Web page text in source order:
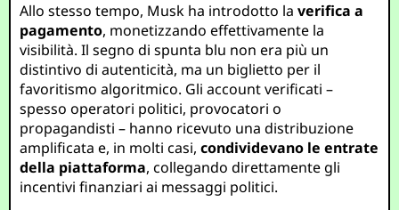
Allo stesso tempo, Musk ha introdotto laverifica a
pagamento, monetizzando effettivamente la
visibilità. Il segno di spunta blu non era più un
distintivo di autenticità, ma un biglietto per il
favoritismo algoritmico. Gli account verificati –
spesso operatori politici, provocatori o
propagandisti – hanno ricevuto una distribuzione
amplificata e, in molti casi,condividevano le entrate
della piattaforma, collegando direttamente gli
incentivi finanziari ai messaggi politici.